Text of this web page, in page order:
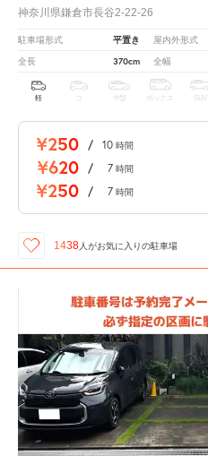
神奈川県鎌倉市長谷2-22-26
駐車場形式 平置き 屋内外形式
全長 370cm 全幅
軽 中型 ボックス SUV
¥250 / 10 時間
¥620 / 7 時間
¥250 / 7 時間
1438 人がお気に入りの駐車場